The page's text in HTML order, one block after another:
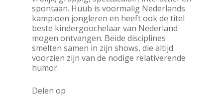
spontaan. Huub is voormalig Nederlands
kampioen jongleren en heeft ook de titel
beste kindergoochelaar van Nederland
mogen ontvangen. Beide disciplines
smelten samen in zijn shows, die altijd
voorzien zijn van de nodige relativerende
humor.
Delen op